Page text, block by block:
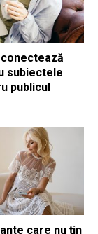
subiectele
publicul
care nu țin